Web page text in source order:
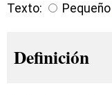
Texto: Pequeño
Definición